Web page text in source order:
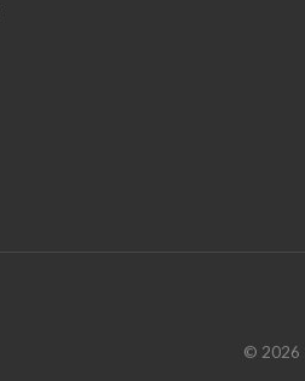
© 2026